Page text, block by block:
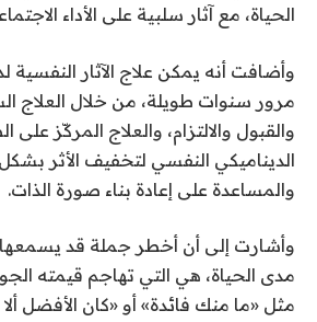
الحياة، مع آثار سلبية على الأداء
وأضافت أنه يمكن علاج الآثار
مرور سنوات طويلة، من خلال العلاج
والقبول والالتزام، والعلاج المركّز على
الديناميكي النفسي لتخفيف الأثر
والمساعدة على إعادة بناء صورة الذات.
وأشارت إلى أن أخطر جملة قد يسمعها
مدى الحياة، هي التي تهاجم قيمته
مثل «ما منك فائدة» أو «كان الأفضل